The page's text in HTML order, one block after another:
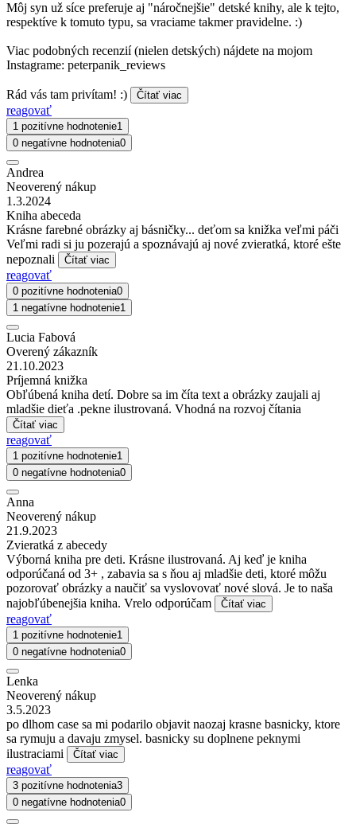
Môj syn už síce preferuje aj "náročnejšie" detské knihy, ale k tejto,
respektíve k tomuto typu, sa vraciame takmer pravidelne. :)
Viac podobných recenzií (nielen detských) nájdete na mojom
Instagrame: peterpanik_reviews
Rád vás tam privítam! :) Čítať viac
reagovať
1 pozitívne hodnotenie1
0 negatívne hodnotenia0
Andrea
Neoverený nákup
1.3.2024
Kniha abeceda
Krásne farebné obrázky aj básničky... deťom sa knižka veľmi páči
Veľmi radi si ju pozerajú a spoznávajú aj nové zvieratká, ktoré ešte
nepoznali
Čítať viac
reagovať
0 pozitívne hodnotenia0
1 negatívne hodnotenie1
Lucia Fabová
Overený zákazník
21.10.2023
Príjemná knižka
Obľúbená kniha detí. Dobre sa im číta text a obrázky zaujali aj
mladšie dieťa .pekne ilustrovaná. Vhodná na rozvoj čítania
Čítať viac
reagovať
1 pozitívne hodnotenie1
0 negatívne hodnotenia0
Anna
Neoverený nákup
21.9.2023
Zvieratká z abecedy
Výborná kniha pre deti. Krásne ilustrovaná. Aj keď je kniha
odporúčaná od 3+ , zabavia sa s ňou aj mladšie deti, ktoré môžu
pozorovať obrázky a naučiť sa vyslovovať nové slová. Je to naša
najobľúbenejšia kniha. Vrelo odporúčam
Čítať viac
reagovať
1 pozitívne hodnotenie1
0 negatívne hodnotenia0
Lenka
Neoverený nákup
3.5.2023
po dlhom case sa mi podarilo objavit naozaj krasne basnicky, ktore
sa rymuju a davaju zmysel. basnicky su doplnene peknymi
ilustraciami
Čítať viac
reagovať
3 pozitívne hodnotenia3
0 negatívne hodnotenia0